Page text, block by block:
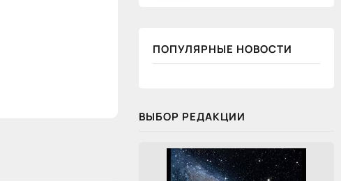
ПОПУЛЯРНЫЕ НОВОСТИ
ВЫБОР РЕДАКЦИИ